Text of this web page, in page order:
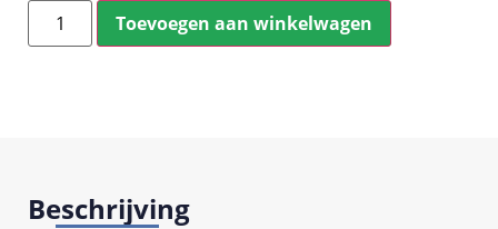
Toevoegen aan winkelwagen
Beschrijving